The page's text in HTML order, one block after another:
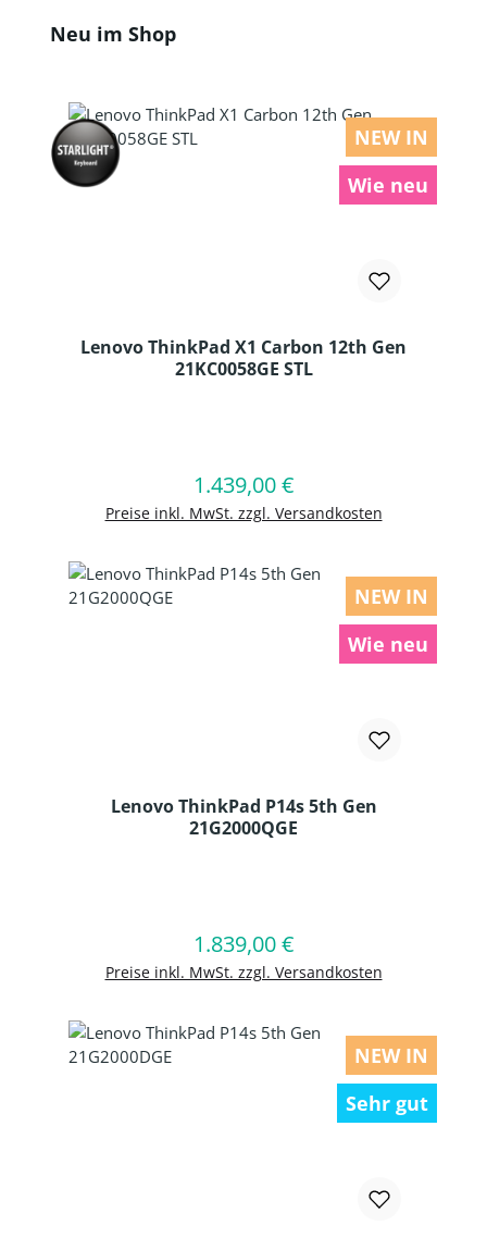
Produktgalerie überspringen
Neu im Shop
NEW IN
Wie neu
Lenovo ThinkPad X1 Carbon 12th Gen
21KC0058GE STL
Regulärer Preis:
1.439,00 €
Preise inkl. MwSt. zzgl. Versandkosten
In den Warenkorb
NEW IN
Wie neu
Lenovo ThinkPad P14s 5th Gen
21G2000QGE
Regulärer Preis:
1.839,00 €
Preise inkl. MwSt. zzgl. Versandkosten
In den Warenkorb
NEW IN
Sehr gut